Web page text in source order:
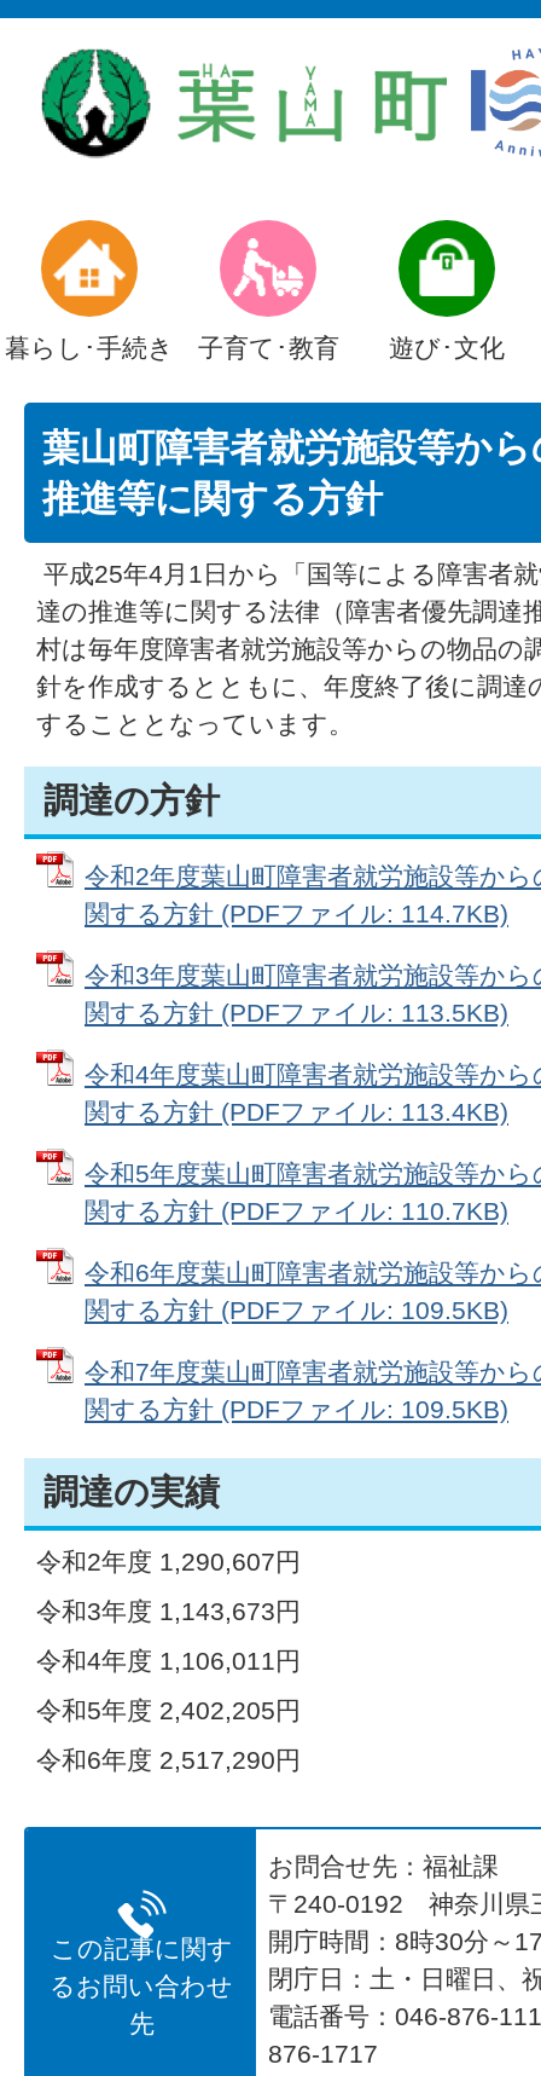
暮らし･手続き 子育て･教育 遊び･文化
葉山町障害者就労施設等か
推進等に関する方針
平成25年4月1日から「国等による障害者
達の推進等に関する法律（障害者優先調達
村は毎年度障害者就労施設等からの物品の
針を作成するとともに、年度終了後に調達
することとなっています。
調達の方針
令和2年度葉山町障害者就労施設等か
関する方針 (PDFファイル: 114.7KB)
令和3年度葉山町障害者就労施設等か
関する方針 (PDFファイル: 113.5KB)
令和4年度葉山町障害者就労施設等か
関する方針 (PDFファイル: 113.4KB)
令和5年度葉山町障害者就労施設等か
関する方針 (PDFファイル: 110.7KB)
令和6年度葉山町障害者就労施設等か
関する方針 (PDFファイル: 109.5KB)
令和7年度葉山町障害者就労施設等か
関する方針 (PDFファイル: 109.5KB)
調達の実績
令和2年度 1,290,607円
令和3年度 1,143,673円
令和4年度 1,106,011円
令和5年度 2,402,205円
令和6年度 2,517,290円
この記事に関す
るお問い合わせ
先
お問合せ先：福祉課
〒240-0192 神奈川県
開庁時間：8時30分～
閉庁日：土・日曜日、
電話番号：046-876-
876-1717